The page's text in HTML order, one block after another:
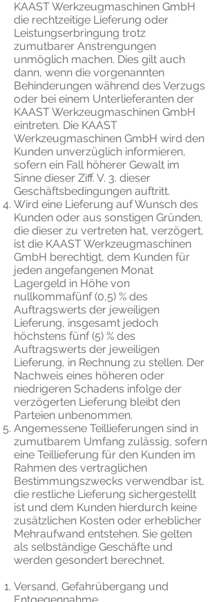
KAAST Werkzeugmaschinen GmbH
die rechtzeitige Lieferung oder
Leistungserbringung trotz
zumutbarer Anstrengungen
unmöglich machen. Dies gilt auch
dann, wenn die vorgenannten
Behinderungen während des Verzugs
oder bei einem Unterlieferanten der
KAAST Werkzeugmaschinen GmbH
eintreten. Die KAAST
Werkzeugmaschinen GmbH wird den
Kunden unverzüglich informieren,
sofern ein Fall höherer Gewalt im
Sinne dieser Ziff. V. 3. dieser
Geschäftsbedingungen auftritt.
Wird eine Lieferung auf Wunsch des
Kunden oder aus sonstigen Gründen,
die dieser zu vertreten hat, verzögert,
ist die KAAST Werkzeugmaschinen
GmbH berechtigt, dem Kunden für
jeden angefangenen Monat
Lagergeld in Höhe von
nullkommafünf (0,5) % des
Auftragswerts der jeweiligen
Lieferung, insgesamt jedoch
höchstens fünf (5) % des
Auftragswerts der jeweiligen
Lieferung, in Rechnung zu stellen. Der
Nachweis eines höheren oder
niedrigeren Schadens infolge der
verzögerten Lieferung bleibt den
Parteien unbenommen.
Angemessene Teillieferungen sind in
zumutbarem Umfang zulässig, sofern
eine Teillieferung für den Kunden im
Rahmen des vertraglichen
Bestimmungszwecks verwendbar ist,
die restliche Lieferung sichergestellt
ist und dem Kunden hierdurch keine
zusätzlichen Kosten oder erheblicher
Mehraufwand entstehen. Sie gelten
als selbständige Geschäfte und
werden gesondert berechnet.
Versand, Gefahrübergang und